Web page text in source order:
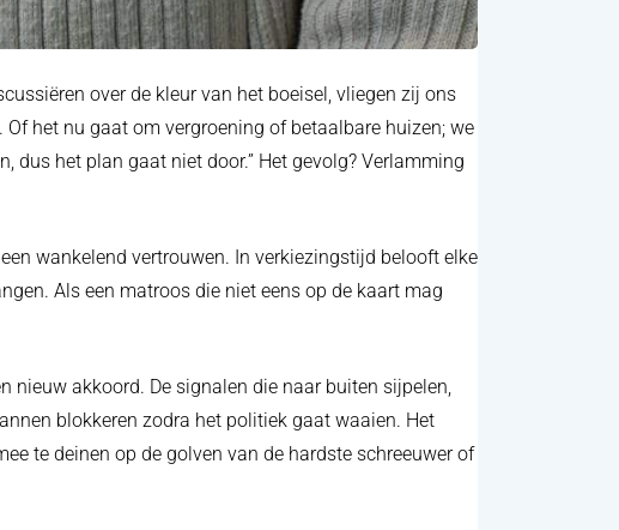
over de kleur van het boeisel, vliegen zij ons
het nu gaat om vergroening of betaalbare huizen; we
dus het plan gaat niet door.” Het gevolg? Verlamming
wankelend vertrouwen. In verkiezingstijd belooft elke
Als een matroos die niet eens op de kaart mag
nieuw akkoord. De signalen die naar buiten sijpelen,
blokkeren zodra het politiek gaat waaien. Het
te deinen op de golven van de hardste schreeuwer of